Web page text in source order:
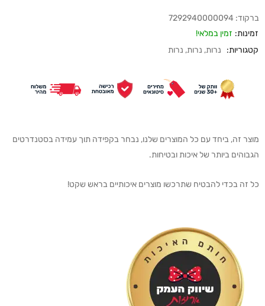
ברקוד: 7292940000094
זמינות: זמין במלאי!
קטגוריות:
נרות, נרות, נרות
מוצר זה, ביחד עם כל המוצרים שלנו, נבחר בקפידה תוך עמידה בסטנדרטים
הגבוהים ביותר של איכות ובטיחות.
כל זה בכדי להבטיח שתרכשו מוצרים איכותיים בראש שקט!